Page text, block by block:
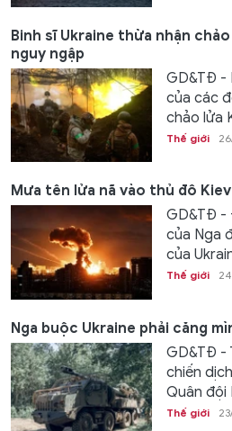
Binh sĩ Ukraine thừa nhận
nguy ngập
GD&TĐ -
của các
chảo lửa
Thế giới
Mưa tên lửa nã vào thủ đô Kiev
GD&TĐ -
của Nga
của
Thế giới
Nga buộc Ukraine phải căng
GD&TĐ -
chiến
Quân đội
Thế giới